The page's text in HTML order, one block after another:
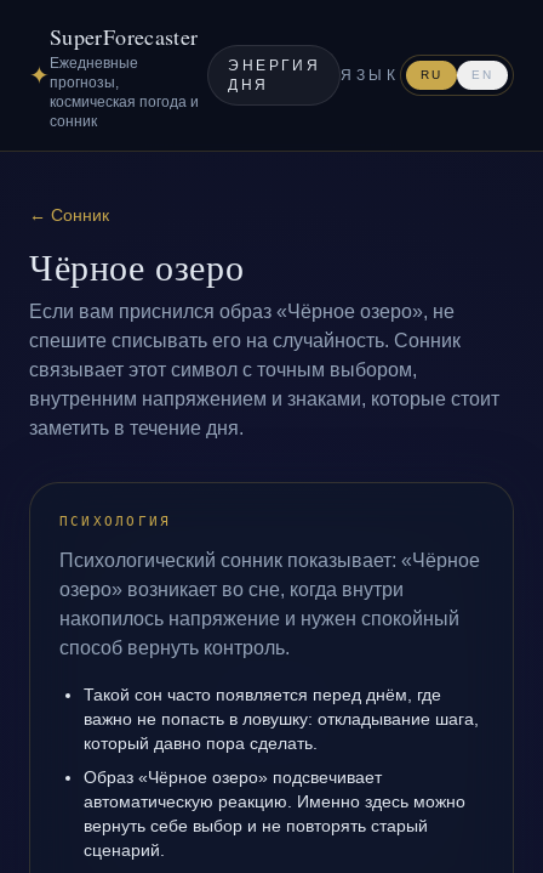
✦
SuperForecaster
Ежедневные
прогнозы,
космическая погода и
сонник
ЭНЕРГИЯ
ДНЯ
ЯЗЫК RU EN
← Сонник
Чёрное озеро
Если вам приснился образ «Чёрное озеро», не
спешите списывать его на случайность. Сонник
связывает этот символ с точным выбором,
внутренним напряжением и знаками, которые стоит
заметить в течение дня.
ПСИХОЛОГИЯ
Психологический сонник показывает: «Чёрное
озеро» возникает во сне, когда внутри
накопилось напряжение и нужен спокойный
способ вернуть контроль.
Такой сон часто появляется перед днём, где
важно не попасть в ловушку: откладывание шага,
который давно пора сделать.
Образ «Чёрное озеро» подсвечивает
автоматическую реакцию. Именно здесь можно
вернуть себе выбор и не повторять старый
сценарий.